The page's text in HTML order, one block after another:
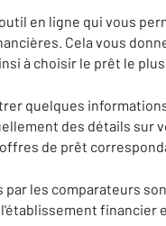
en ligne qui vous
Cela vous
à choisir le prêt le
quelques
des détails sur
de prêt
les comparateurs
financier